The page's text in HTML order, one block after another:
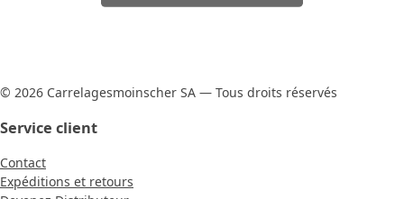
© 2026 Carrelagesmoinscher SA — Tous droits réservés
Service client
Contact
Expéditions et retours